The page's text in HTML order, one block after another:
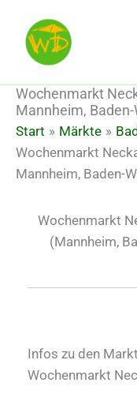
Inhalt
springen
Wochenmarkt
Mannheim,
Start Märkte
Wochenmarkt
Mannheim, Baden-
Wochenmarkt
(Mannheim,
Infos zu den
Wochenmarkt